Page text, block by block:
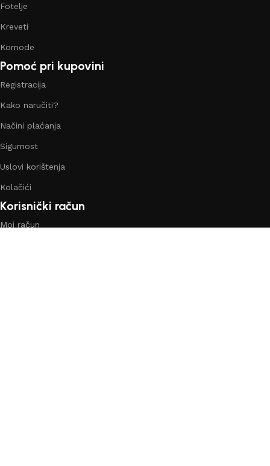
Fotelje
Kreveti
Komode
Pomoć pri kupovini
Registracija
Kako naručiti?
Načini plaćanja
Sigurnost
Uslovi korištenja
Kolačići
Korisnički račun
Moj račun